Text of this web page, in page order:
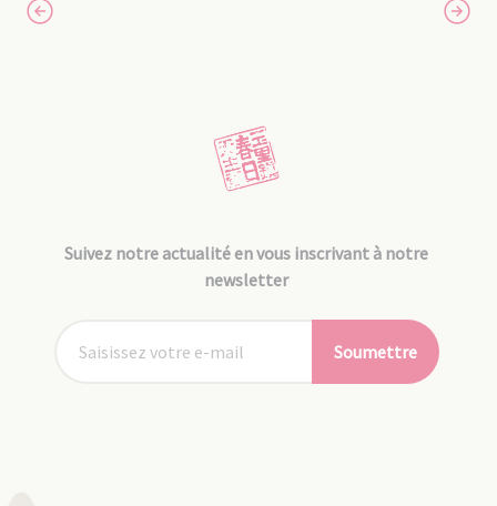
Suivez notre actualité en vous inscrivant à notre
newsletter
Soumettre